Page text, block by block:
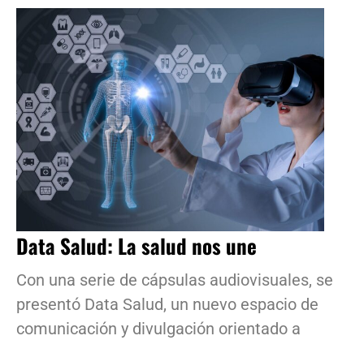
Data Salud: La salud nos une
Con una serie de cápsulas audiovisuales, se
presentó Data Salud, un nuevo espacio de
comunicación y divulgación orientado a